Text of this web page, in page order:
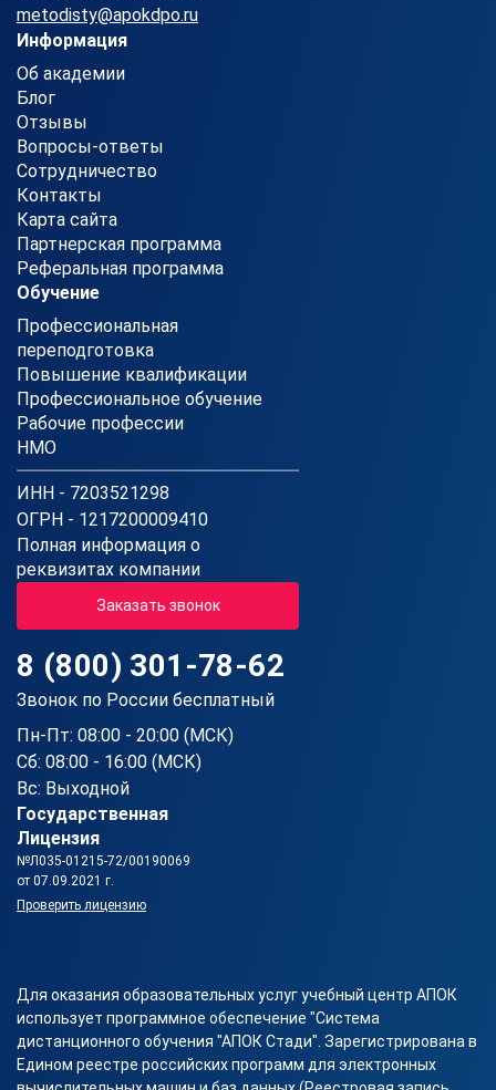
metodisty@apokdpo.ru
Информация
Об академии
Блог
Отзывы
Вопросы-ответы
Сотрудничество
Контакты
Карта сайта
Партнерская программа
Реферальная программа
Обучение
Профессиональная
переподготовка
Повышение квалификации
Профессиональное обучение
Рабочие профессии
НМО
ИНН - 7203521298
ОГРН - 1217200009410
Полная информация о
реквизитах компании
Заказать звонок
8 (800) 301-78-62
Звонок по России бесплатный
Пн-Пт: 08:00 - 20:00 (МСК)
Сб: 08:00 - 16:00 (МСК)
Вс: Выходной
Государственная
Лицензия
№Л035-01215-72/00190069
от 07.09.2021 г.
Проверить лицензию
Для оказания образовательных услуг учебный центр АПОК
использует программное обеспечение "Система
дистанционного обучения "АПОК Стади". Зарегистрирована в
Едином реестре российских программ для электронных